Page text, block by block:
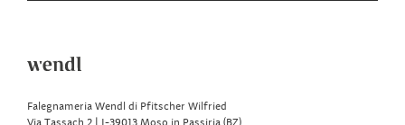
Falegnameria Wendl di Pfitscher Wilfried